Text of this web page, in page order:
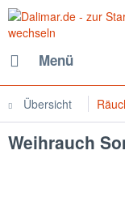
Menü
Übersicht
Weihrauch